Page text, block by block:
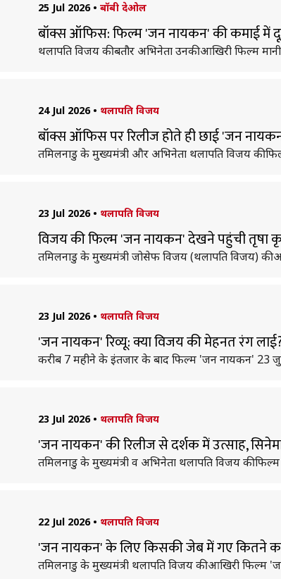
25 Jul 2026 • बॉबी देओल
बॉक्स ऑफिस: फिल्म 'जन नायकन' की कमाई में
थलापति विजय की बतौर अभिनेता उनकी आखिरी फिल्म
24 Jul 2026 • थलापति विजय
बॉक्स ऑफिस पर रिलीज होते ही छाई 'जन
तमिलनाडु के मुख्यमंत्री और अभिनेता थलापति विजय की
23 Jul 2026 • थलापति विजय
विजय की फिल्म 'जन नायकन' देखने पहुंची तृषा
तमिलनाडु के मुख्यमंत्री जोसेफ विजय (थलापति विजय)
23 Jul 2026 • थलापति विजय
'जन नायकन' रिव्यू: क्या विजय की मेहनत रंग
करीब 7 महीने के इंतजार के बाद फिल्म 'जन नायकन' 23
23 Jul 2026 • थलापति विजय
'जन नायकन' की रिलीज से दर्शक में उत्साह,
तमिलनाडु के मुख्यमंत्री व अभिनेता थलापति विजय की
22 Jul 2026 • थलापति विजय
'जन नायकन' के लिए किसकी जेब में गए कितने
तमिलनाडु के मुख्यमंत्री थलापति विजय की आखिरी फिल्म